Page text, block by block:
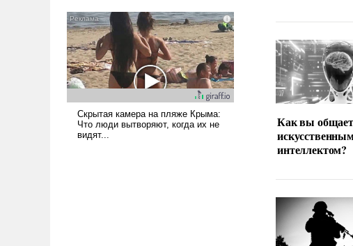
слабым, идти вперед и
адаптироваться.
Как вы
интеллектом?